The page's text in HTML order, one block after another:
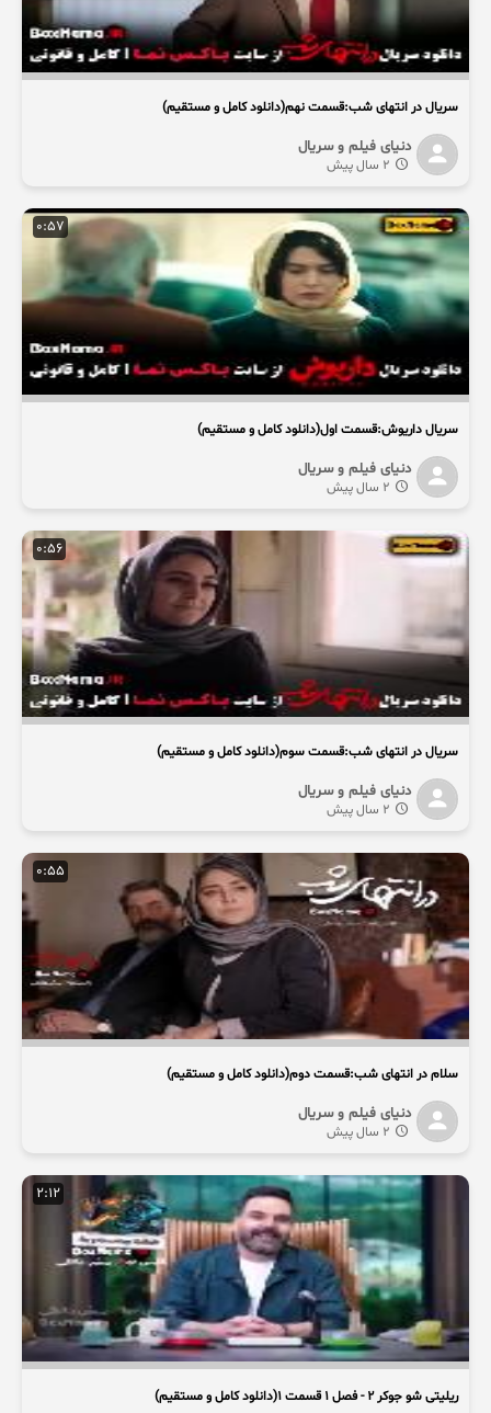
سریال در انتهای شب:قسمت نهم(دانلود کامل و مستقیم)
دنیای فیلم و سریال
0:57
سریال داریوش:قسمت اول(دانلود کامل و مستقیم)
دنیای فیلم و سریال
0:56
سریال در انتهای شب:قسمت سوم(دانلود کامل و مستقیم)
دنیای فیلم و سریال
0:55
سلام در انتهای شب:قسمت دوم(دانلود کامل و مستقیم)
دنیای فیلم و سریال
2:12
ریلیتی شو جوکر ۲ - فصل ۱ قسمت ۱(دانلود کامل و مستقیم)